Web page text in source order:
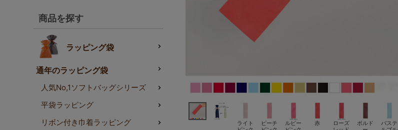
商品を探す
ラッピング袋
通年のラッピング袋
人気No,1ソフトバッグシリーズ
平袋ラッピング
リボン付き巾着ラッピング
ライト
ピーチ
ルビー
赤
ローズ
ボルド
パステ